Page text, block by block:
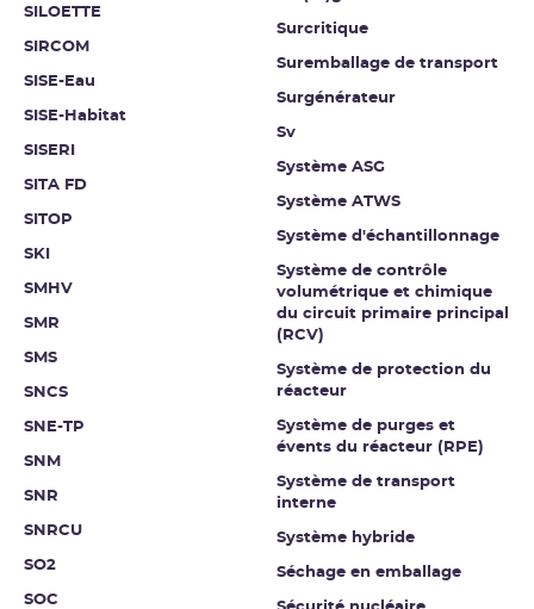
SILOETTE
SIRCOM
SISE-Eau
SISE-Habitat
SISERI
SITA FD
SITOP
SKI
SMHV
SMR
SMS
SNCS
SNE-TP
SNM
SNR
SNRCU
SO2
SOC
Surcritique
Suremballage de transport
Surgénérateur
Sv
Système ASG
Système ATWS
Système d'échantillonnage
Système de contrôle
volumétrique et chimique
du circuit primaire principal
(RCV)
Système de protection du
réacteur
Système de purges et
évents du réacteur (RPE)
Système de transport
interne
Système hybride
Séchage en emballage